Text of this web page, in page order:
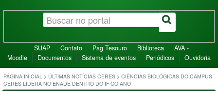
SUAP Contato Pag Tesouro Biblioteca
AVA -
Moodle
Documentos Sistema de eventos Periódicos Ouvidoria
PÁGINA INICIAL > ÚLTIMAS NOTÍCIAS CERES > CIÊNCIAS BIOLÓGICAS DO CAMPUS
CERES LIDERA NO ENADE DENTRO DO IF GOIANO